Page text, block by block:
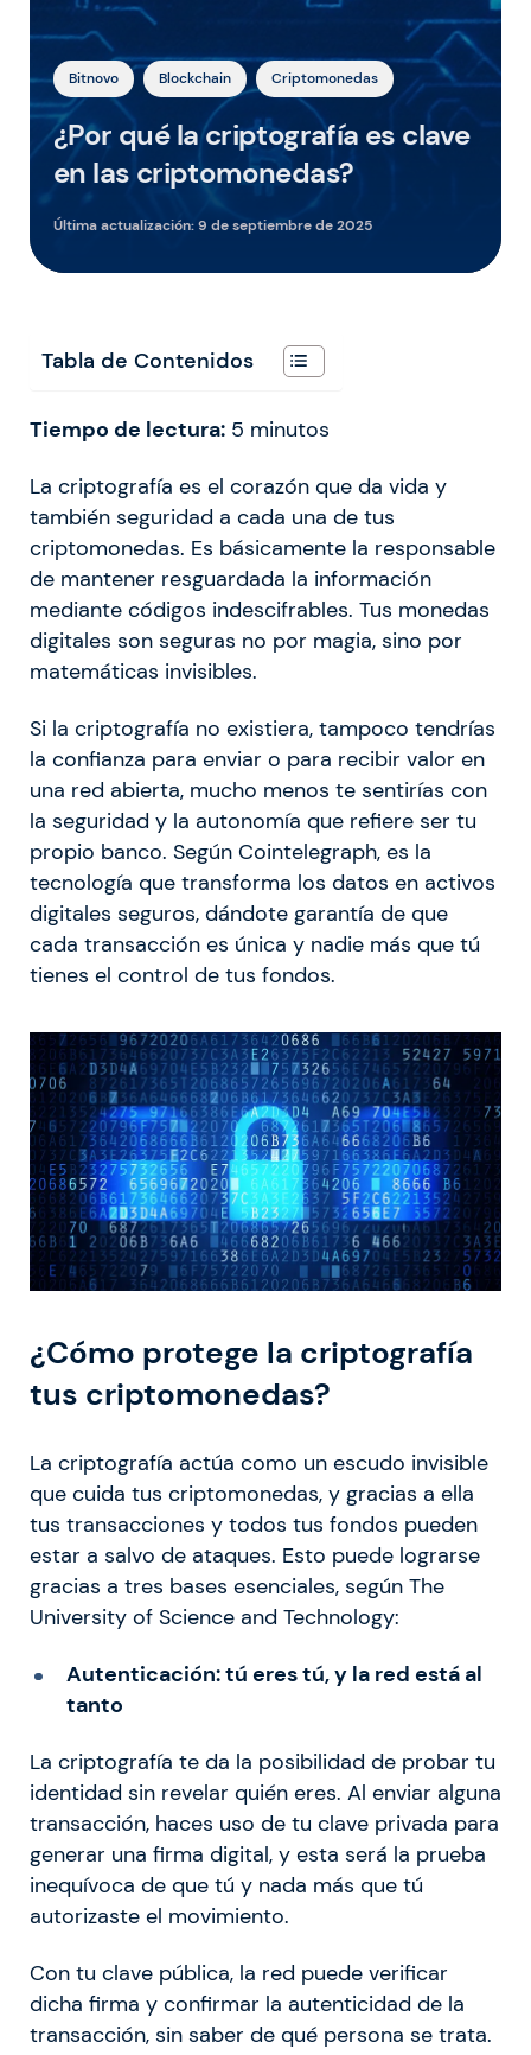
Bitnovo Blockchain Criptomonedas
¿Por qué la criptografía es clave
en las criptomonedas?
Última actualización:9 de septiembre de 2025
Tabla de Contenidos
Tiempo de lectura: 5 minutos
La criptografía es el corazón que da vida y
también seguridad a cada una de tus
criptomonedas. Es básicamente la responsable
de mantener resguardada la información
mediante códigos indescifrables. Tus monedas
digitales son seguras no por magia, sino por
matemáticas invisibles.
Si la criptografía no existiera, tampoco tendrías
la confianza para enviar o para recibir valor en
una red abierta, mucho menos te sentirías con
la seguridad y la autonomía que refiere ser tu
propio banco. Según Cointelegraph, es la
tecnología que transforma los datos en activos
digitales seguros, dándote garantía de que
cada transacción es única y nadie más que tú
tienes el control de tus fondos.
¿Cómo protege la criptografía
tus criptomonedas?
La criptografía actúa como un escudo invisible
que cuida tus criptomonedas, y gracias a ella
tus transacciones y todos tus fondos pueden
estar a salvo de ataques. Esto puede lograrse
gracias a tres bases esenciales, según The
University of Science and Technology:
Autenticación: tú eres tú, y la red está al
tanto
La criptografía te da la posibilidad de probar tu
identidad sin revelar quién eres. Al enviar alguna
transacción, haces uso de tu clave privada para
generar una firma digital, y esta será la prueba
inequívoca de que tú y nada más que tú
autorizaste el movimiento.
Con tu clave pública, la red puede verificar
dicha firma y confirmar la autenticidad de la
transacción, sin saber de qué persona se trata.